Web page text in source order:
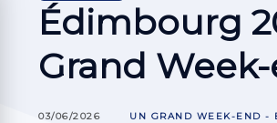
Édimbourg
Grand
03/06/2026 UN GRAND WEEK-END -